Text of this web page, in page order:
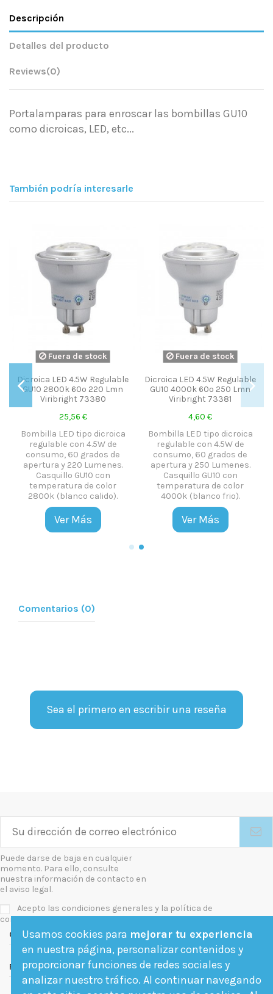
Descripción
Detalles del producto
Reviews(0)
Portalamparas para enroscar las bombillas GU10
como dicroicas, LED, etc...
También podría interesarle
Fuera de stock
Dicroica LED 4.5W Regulable
GU10 2800k 60º 220 Lmn
Viribright 73380
25,56 €
Bombilla LED tipo dicroica
regulable con 4.5W de
consumo, 60 grados de
apertura y 220 Lumenes.
Casquillo GU10 con
temperatura de color
2800k (blanco calido).
Ver Más
Fuera de stock
Dicroica LED 4.5W Regulable
GU10 4000k 60º 250 Lmn
Viribright 73381
4,60 €
Bombilla LED tipo dicroica
regulable con 4.5W de
consumo, 60 grados de
apertura y 250 Lumenes.
Casquillo GU10 con
temperatura de color
4000k (blanco frio).
Ver Más
Comentarios (0)
Sea el primero en escribir una reseña
Puede darse de baja en cualquier
momento. Para ello, consulte
nuestra información de contacto en
el aviso legal.
Acepto las condiciones generales y la política de
confidencialidad
Contact us
Follow us
Usamos cookies para mejorar tu experiencia
en nuestra página, personalizar contenidos y
proporcionar funciones de redes sociales y
analizar nuestro tráfico. Al continuar navegando